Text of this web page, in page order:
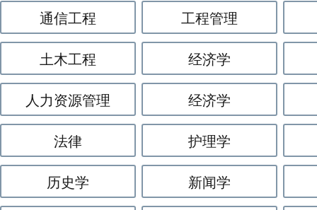
通信工程 工程管理
土木工程 经济学
人力资源管理 经济学
法律 护理学
历史学 新闻学